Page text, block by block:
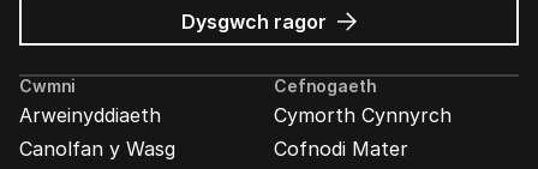
Dysgwch ragor am
Hysbysebion
Mozilla
Cwmni
Arweinyddiaeth
Canolfan y Wasg
Cefnogaeth
Cymorth Cynnyrch
Cofnodi Mater